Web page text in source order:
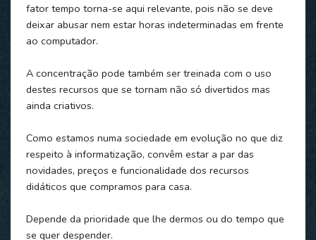
fator tempo torna-se aqui relevante, pois não se deve
deixar abusar nem estar horas indeterminadas em frente
ao computador.
A concentração pode também ser treinada com o uso
destes recursos que se tornam não só divertidos mas
ainda criativos.
Como estamos numa sociedade em evolução no que diz
respeito à informatização, convêm estar a par das
novidades, preços e funcionalidade dos recursos
didáticos que compramos para casa.
Depende da prioridade que lhe dermos ou do tempo que
se quer despender.